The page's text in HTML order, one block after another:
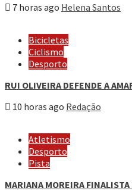
7 horas ago Helena Santos
Bicicletas
Ciclismo
Desporto
RUI OLIVEIRA DEFENDE A
10 horas ago Redação
Atletismo
Desporto
Pista
MARIANA MOREIRA